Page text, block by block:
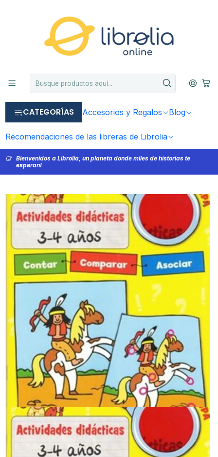
CATEGORÍAS Accesorios y Regalos Blog
Recomendaciones de las libreras de Librolia
Bienvenidos a Librolia, un planeta donde miles de historias te
esperan!